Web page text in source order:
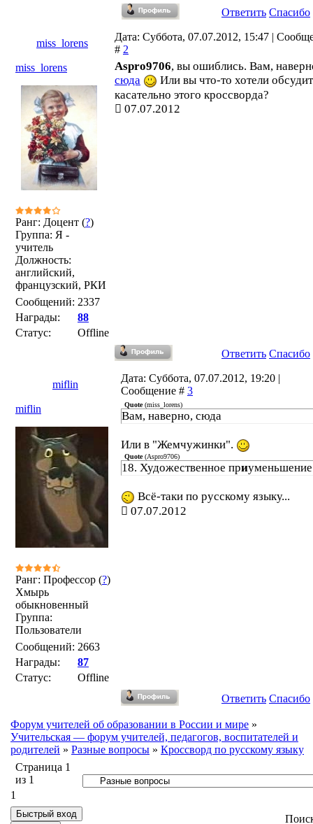
Ответить Спасибо
miss_lorens
Дата: Суббота, 07.07.2012, 15:47 |
# 2
miss_lorens
Ранг: Доцент (?)
Группа: Я -
учитель
Должность:
английский,
французский, РКИ
Сообщений: 2337
Награды:
88
Статус:
Offline
Aspro9706, вы ошиблись. Вам,
сюда
Или вы что-то хотели
касательно этого кроссворда?
07.07.2012
Ответить Спасибо
miflin
Дата: Суббота, 07.07.2012, 19:20 |
Сообщение # 3
miflin
Ранг: Профессор (?)
Хмырь
обыкновенный
Группа:
Пользователи
Сообщений: 2663
Награды:
87
Статус:
Offline
Quote(miss_lorens)
Вам, наверно, сюда
Или в "Жемчужинки".
Quote(Aspro9706)
18. Художественное приуменьшение
Всё-таки по русскому языку...
07.07.2012
Ответить Спасибо
Форум учителей об образовании в России и мире »
Учительская — форум учителей, педагогов, воспитателей и
родителей » Разные вопросы » Кроссворд по русскому языку
Страница 1
из 1
1